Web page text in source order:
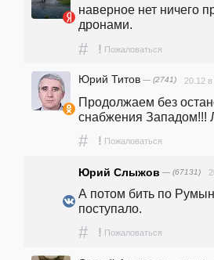
наверное нет ничего
дронами.
# ! Пожаловаться
Юрий Титов — (2741) 20.12
Продолжаем без
снабжения Западом!!!
# ! Пожаловаться
Юрий Слыжов — (67131)
А потом бить по
поступало.
# ! Пожаловаться